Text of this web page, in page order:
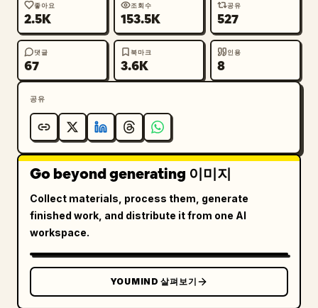
좋아요
2.5K
조회수
153.5K
공유
527
댓글
67
북마크
3.6K
인용
8
공유
Go beyond generating 이미지
Collect materials, process them, generate
finished work, and distribute it from one AI
workspace.
YOUMIND 살펴보기